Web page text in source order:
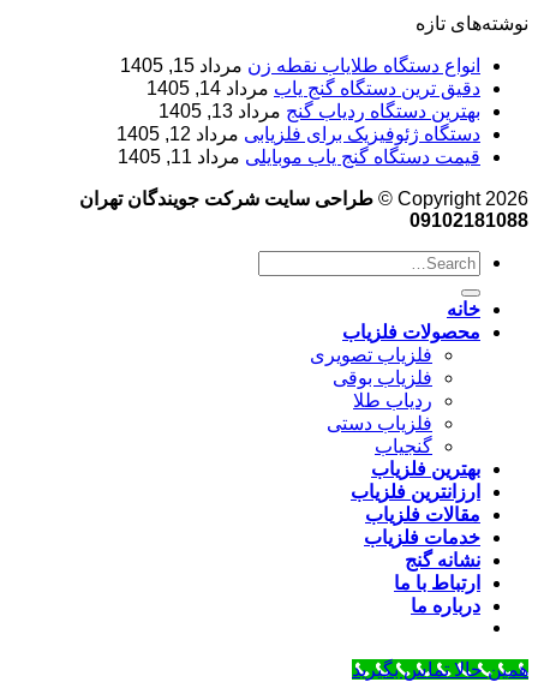
نوشته‌های تازه
انواع دستگاه طلایاب نقطه زن مرداد 15, 1405
دقیق ترین دستگاه گنج یاب مرداد 14, 1405
بهترین دستگاه ردیاب گنج مرداد 13, 1405
دستگاه ژئوفیزیک برای فلزیابی مرداد 12, 1405
قیمت دستگاه گنج یاب موبایلی مرداد 11, 1405
Copyright 2026 ©
طراحی سایت شرکت جویندگان تهران
09102181088
خانه
محصولات فلزیاب
فلزیاب تصویری
فلزیاب بوقی
ردیاب طلا
فلزیاب دستی
گنجیاب
بهترین فلزیاب
ارزانترین فلزیاب
مقالات فلزیاب
خدمات فلزیاب
نشانه گنج
ارتباط با ما
درباره ما
همین حالا تماس بگیرید